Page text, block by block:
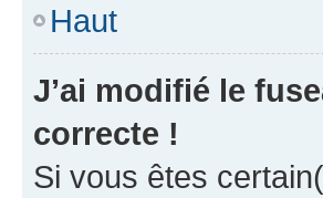
Haut
J’ai modifié le
correcte !
Si vous êtes